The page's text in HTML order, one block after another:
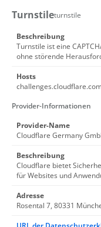
Turnstileturnstile
Beschreibung
Turnstile ist eine
ohne störende
Hosts
Provider-Informationen
Provider-Name
Cloudflare Germany
Beschreibung
Cloudflare bietet
für Websites und
Adresse
Rosental 7, 80331